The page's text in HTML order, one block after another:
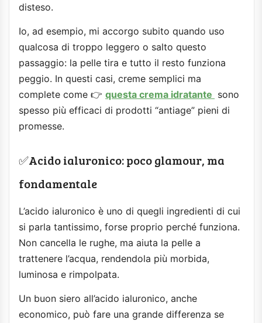
disteso.
Io, ad esempio, mi accorgo subito quando uso
qualcosa di troppo leggero o salto questo
passaggio: la pelle tira e tutto il resto funziona
peggio. In questi casi, creme semplici ma
complete come 👉 questa crema idratante sono
spesso più efficaci di prodotti “antiage” pieni di
promesse.
✅Acido ialuronico: poco glamour, ma
fondamentale
L’acido ialuronico è uno di quegli ingredienti di cui
si parla tantissimo, forse proprio perché funziona.
Non cancella le rughe, ma aiuta la pelle a
trattenere l’acqua, rendendola più morbida,
luminosa e rimpolpata.
Un buon siero all’acido ialuronico, anche
economico, può fare una grande differenza se